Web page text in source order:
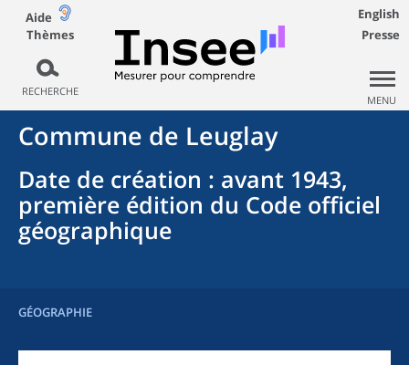
Aide
Thèmes
RECHERCHE
English
Presse
MENU
Commune de Leuglay
Date de création : avant 1943,
première édition du Code officiel
géographique
GÉOGRAPHIE